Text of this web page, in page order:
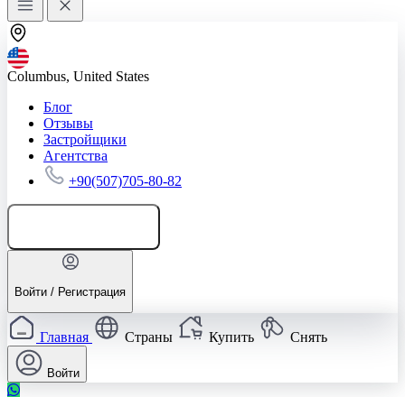
Columbus, United States
Блог
Отзывы
Застройщики
Агентства
+90(507)705-80-82
Войти / Регистрация
Главная Страны Купить Снять
Войти